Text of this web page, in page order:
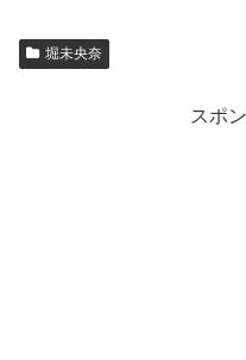
堀未央奈
スポ